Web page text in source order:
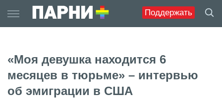
Поддержать
to
content
«Моя девушка находится 6
месяцев в тюрьме» – интервью
об эмиграции в США